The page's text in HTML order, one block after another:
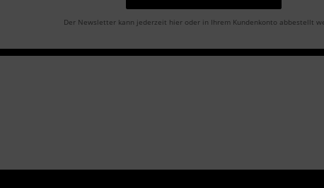
Der Newsletter kann jederzeit hier oder in Ihrem Kundenkonto abbestellt